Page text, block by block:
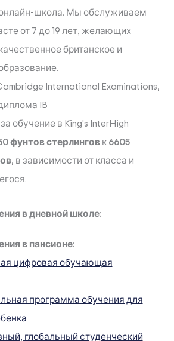
школа. Мы обслуживаем
от 7 до 19 лет, желающих
британское и
International Examinations,
IB
обучение в King's InterHigh
фунтов стерлингов к 6605
, в зависимости от класса и
в дневной школе:
в пансионе:
цифровая обучающая
программа обучения для
глобальный студенческий